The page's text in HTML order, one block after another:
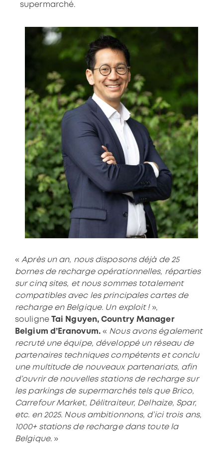
supermarché.
« Après un an, nous disposons déjà de 25
bornes de recharge opérationnelles, réparties
sur cinq sites, et nous sommes totalement
compatibles avec les principales cartes de
recharge en Belgique. Un exploit !»,
souligne Tai Nguyen, Country Manager
Belgium d’Eranovum.« Nous avons également
recruté une équipe, développé un réseau de
partenaires techniques compétents et conclu
une multitude de nouveaux partenariats, afin
d’ouvrir de nouvelles stations de recharge sur
les parkings de supermarchés tels que Brico,
Carrefour Market, Délitraiteur, Delhaize, Spar,
etc. en 2025. Nous ambitionnons, d’ici trois ans,
1000+ stations de recharge dans toute la
Belgique. »